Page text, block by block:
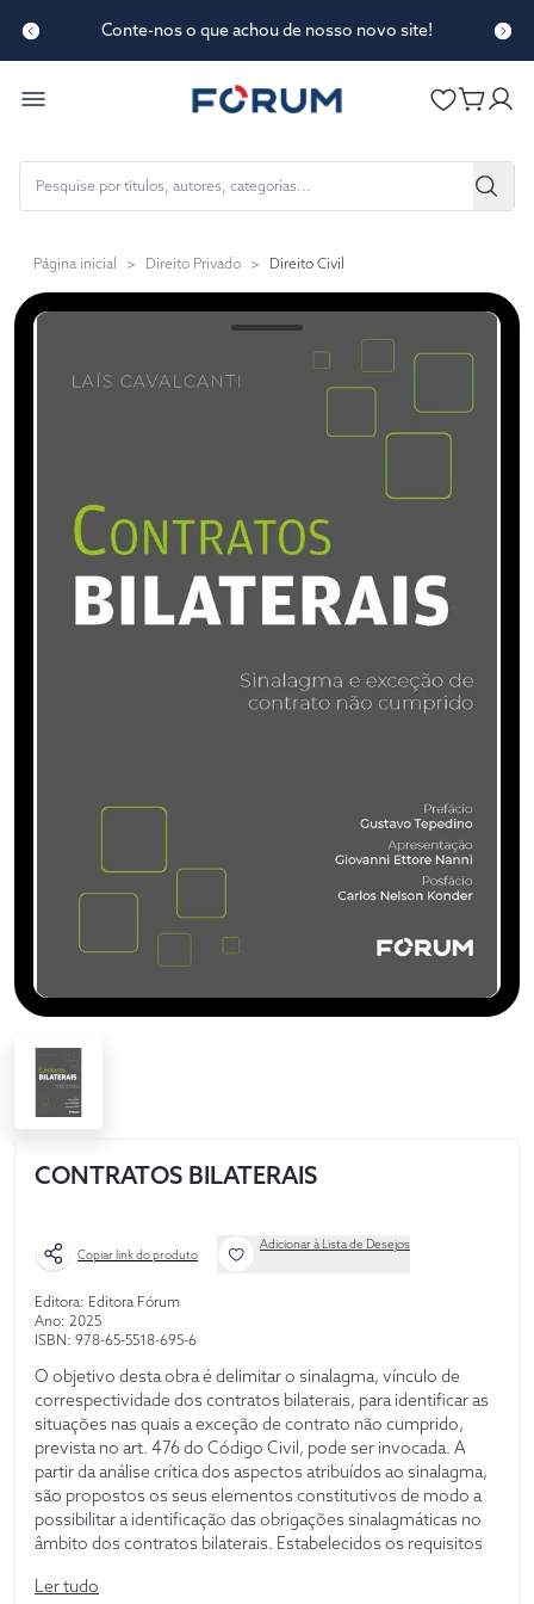
Conte-nos o que achou de nosso novo site!
Página inicial > Direito Privado > Direito Civil
CONTRATOS BILATERAIS
Copiar link do produto
Adicionar à Lista de Desejos
Editora: Editora Fórum
Ano: 2025
ISBN: 978-65-5518-695-6
O objetivo desta obra é delimitar o sinalagma, vínculo de
correspectividade dos contratos bilaterais, para identificar as
situações nas quais a exceção de contrato não cumprido,
prevista no art. 476 do Código Civil, pode ser invocada. A
partir da análise crítica dos aspectos atribuídos ao sinalagma,
são propostos os seus elementos constitutivos de modo a
possibilitar a identificação das obrigações sinalagmáticas no
âmbito dos contratos bilaterais. Estabelecidos os requisitos
exceção de contrato não cumprido, remédio que incide em
Ler tudo